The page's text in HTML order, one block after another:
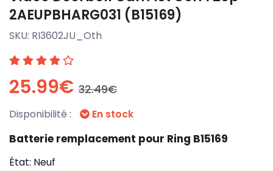
2AEUPBHARG031 (B15169)
SKU: RI3602JU_Oth
25.99€ 32.49€
Disponibilité : En stock
Batterie remplacement pour Ring B15169
État: Neuf